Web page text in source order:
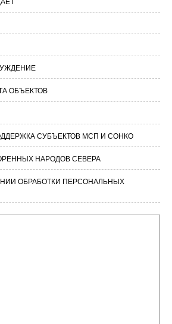
ОБЪЕКТОВ
СУБЪЕКТОВ МСП И СОНКО
НАРОДОВ СЕВЕРА
ОБРАБОТКИ ПЕРСОНАЛЬНЫХ